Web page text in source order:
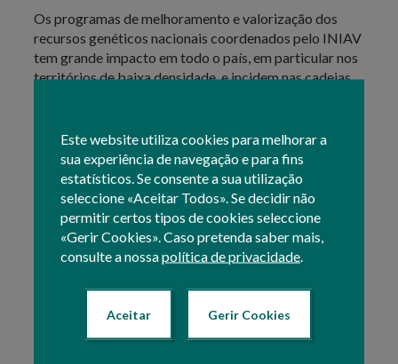
Este website utiliza cookies para melhorar a
sua experiência de navegação e para fins
estatísticos. Se consente a sua utilização
seleccione «Aceitar Todos». Se decidir não
permitir certos tipos de cookies seleccione
«Gerir Cookies». Caso pretenda saber mais,
consulte a nossapolítica de privacidade
Aceitar Gerir Cookies
Os programas de melhoramento e valorização dos
recursos genéticos nacionais coordenados pelo INIAV
tem grande impacto em todo o país, em particular nos
territórios de baixa densidade, e incidem nas cadeias
forragens, produção animal.
Mais informação no Portal do INIAV,I.P.
No âmbito dos recursos genéticos animais são
animais de raças puras (autóctones e exóticas)
executados por organizações de criadores
portuguesas reconhecidas, que são sujeitos a controlo